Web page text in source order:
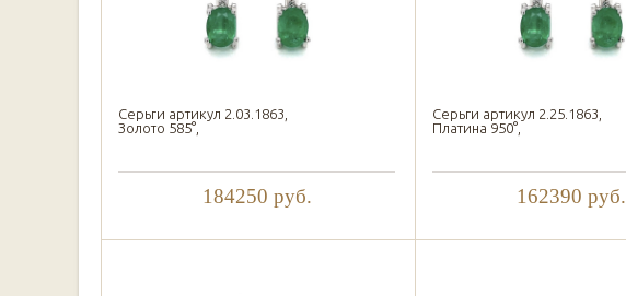
Серьги артикул 2.03.1863,
Золото 585°,
184250 руб.
Серьги артикул 2.25.1863,
Платина 950°,
162390 руб.